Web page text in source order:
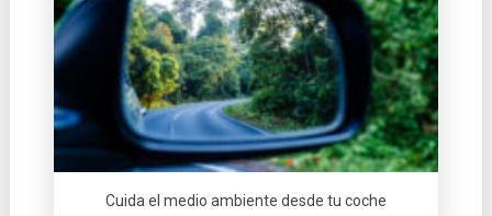
Cuida el medio ambiente desde tu coche